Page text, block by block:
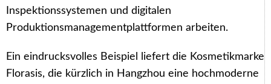
Inspektionssystemen und digitalen
Produktionsmanagementplattformen arbeiten.
Ein eindrucksvolles Beispiel liefert die Kosmetikmarke
Florasis, die kürzlich in Hangzhou eine hochmoderne